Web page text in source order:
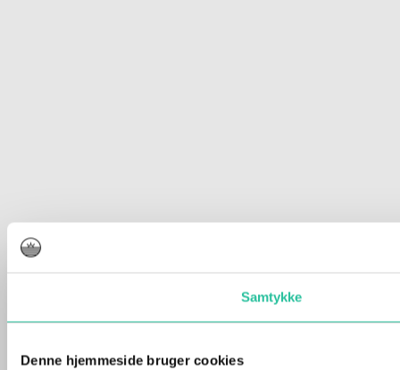
Samtykke
Denne hjemmeside bruger cookies